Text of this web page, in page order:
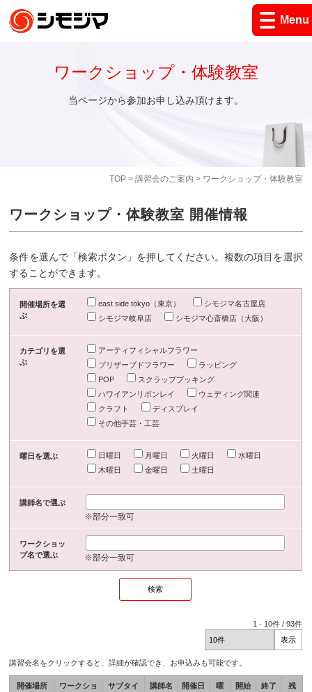
Menu
TOP> 講習会のご案内 > ワークショップ・体験教室
ワークショップ・体験教室
当ページから参加お申し込み頂けます。
ワークショップ・体験教室 開催情報
条件を選んで「検索ボタン」を押してください。複数の項目を選択
することができます。
開催場所を選
ぶ
east side tokyo（東京）
シモジマ名古屋店
シモジマ岐阜店
シモジマ心斎橋店（大阪）
カテゴリを選
ぶ
アーティフィシャルフラワー
プリザーブドフラワー
ラッピング
POP
スクラップブッキング
ハワイアンリボンレイ
ウェディング関連
クラフト
ディスプレイ
その他手芸・工芸
曜日を選ぶ 日曜日 月曜日 火曜日
水曜日
木曜日
金曜日 土曜日
講師名で選ぶ
※部分一致可
ワークショッ
プ名で選ぶ
※部分一致可
1 - 10件 /93件
講習会名をクリックすると、詳細が確認でき、お申込みも可能です。
開催場所
ワークショ
サブタイ
講師名
開催日
曜
開始
終了
残